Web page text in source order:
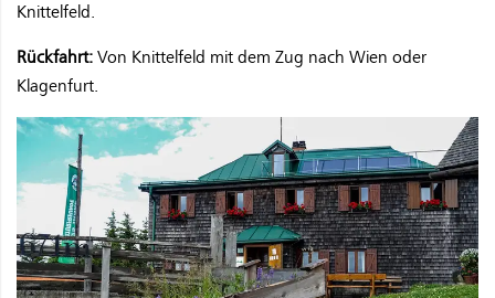
Knittelfeld.
Rückfahrt: Von Knittelfeld mit dem Zug nach Wien oder
Klagenfurt.